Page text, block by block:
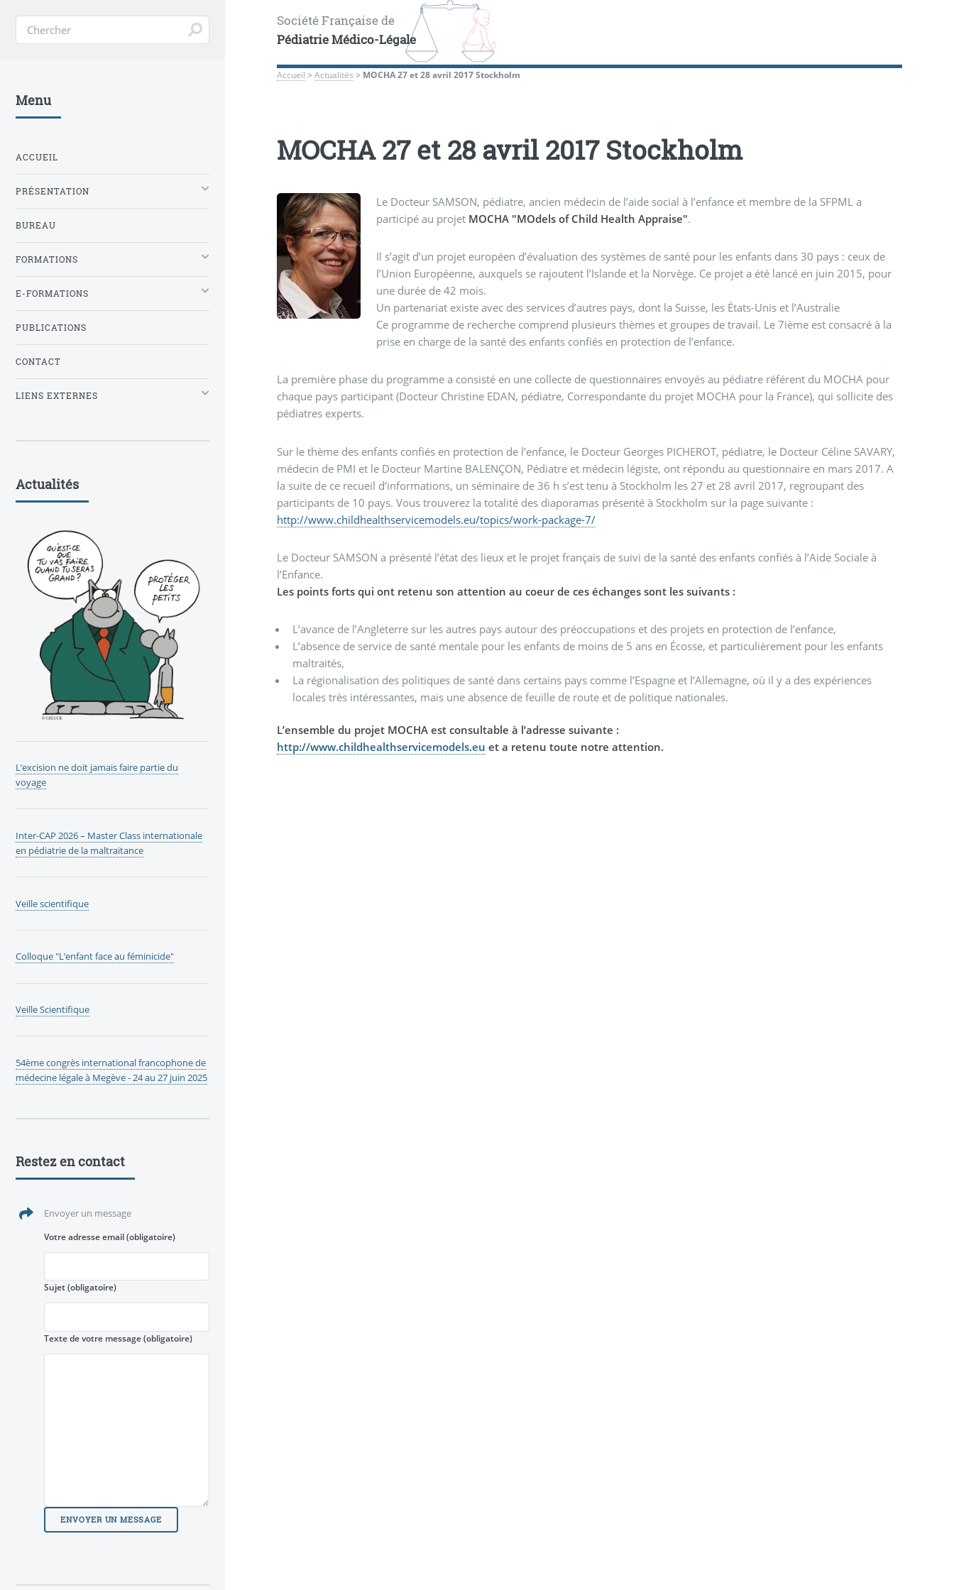
Société Française de
Pédiatrie Médico-Légale
Accueil >Actualités > MOCHA 27 et 28 avril 2017 Stockholm
MOCHA 27 et 28 avril 2017 Stockholm
Le Docteur SAMSON, pédiatre, ancien médecin de l’aide social à l’enfance et membre de la SFPML a
participé au projet MOCHA "MOdels of Child Health Appraise".
Il s’agit d’un projet européen d’évaluation des systèmes de santé pour les enfants dans 30 pays : ceux de
l’Union Européenne, auxquels se rajoutent l’Islande et la Norvège. Ce projet a été lancé en juin 2015, pour
une durée de 42 mois.
Un partenariat existe avec des services d’autres pays, dont la Suisse, les États-Unis et l’Australie
Ce programme de recherche comprend plusieurs thèmes et groupes de travail. Le 7ième est consacré à la
prise en charge de la santé des enfants confiés en protection de l’enfance.
La première phase du programme a consisté en une collecte de questionnaires envoyés au pédiatre référent du MOCHA pour
chaque pays participant (Docteur Christine EDAN, pédiatre, Correspondante du projet MOCHA pour la France), qui sollicite des
pédiatres experts.
Sur le thème des enfants confiés en protection de l’enfance, le Docteur Georges PICHEROT, pédiatre, le Docteur Céline SAVARY,
médecin de PMI et le Docteur Martine BALENÇON, Pédiatre et médecin légiste, ont répondu au questionnaire en mars 2017. A
la suite de ce recueil d’informations, un séminaire de 36 h s’est tenu à Stockholm les 27 et 28 avril 2017, regroupant des
participants de 10 pays. Vous trouverez la totalité des diaporamas présenté à Stockholm sur la page suivante :
http://www.childhealthservicemodels.eu/topics/work-package-7/
Le Docteur SAMSON a présenté l’état des lieux et le projet français de suivi de la santé des enfants confiés à l’Aide Sociale à
l’Enfance.
Les points forts qui ont retenu son attention au coeur de ces échanges sont les suivants :
L’avance de l’Angleterre sur les autres pays autour des préoccupations et des projets en protection de l’enfance,
L’absence de service de santé mentale pour les enfants de moins de 5 ans en Écosse, et particulièrement pour les enfants
maltraités,
La régionalisation des politiques de santé dans certains pays comme l’Espagne et l’Allemagne, où il y a des expériences
locales très intéressantes, mais une absence de feuille de route et de politique nationales.
L’ensemble du projet MOCHA est consultable à l’adresse suivante :
http://www.childhealthservicemodels.eu et a retenu toute notre attention.
Menu
ACCUEIL
PRÉSENTATION
BUREAU
FORMATIONS
E-FORMATIONS
PUBLICATIONS
CONTACT
LIENS EXTERNES
Actualités
L’excision ne doit jamais faire partie du
voyage
Inter-CAP 2026 – Master Class internationale
en pédiatrie de la maltraitance
Veille scientifique
Colloque "L’enfant face au féminicide"
Veille Scientifique
54ème congrès international francophone de
médecine légale à Megève - 24 au 27 juin 2025
Restez en contact
Envoyer un message
Votre adresse email(obligatoire)
Sujet(obligatoire)
Texte de votre message(obligatoire)